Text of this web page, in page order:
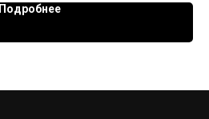
Подробнее